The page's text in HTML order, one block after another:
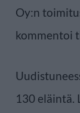
Oy:n
kommentoi
130 eläintä.